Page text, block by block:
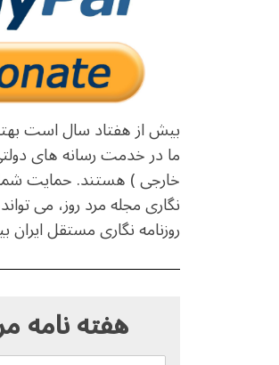
بیش از هفتاد سال است
ما در خدمت رسانه های
خارجی ) هستند. حمایت شما
نگاری مجله مرد روز، می
روزنامه نگاری مستقل ایران
هفته نامه
S
r
c